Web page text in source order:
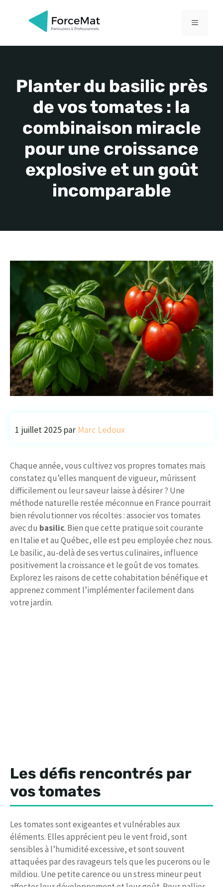
MENU
Planter du basilic près
de vos tomates : la
combinaison miracle
pour une croissance
explosive et un goût
incomparable
1 juillet 2025 par Marc Ledoux
Chaque année, vous cultivez vos propres tomates mais
constatez qu’elles manquent de vigueur, mûrissent
difficilement ou leur saveur laisse à désirer ? Une
méthode naturelle restée méconnue en France pourrait
bien révolutionner vos récoltes : associer vos tomates
avec du basilic. Bien que cette pratique soit courante
en Italie et au Québec, elle est peu employée chez nous.
Le basilic, au-delà de ses vertus culinaires, influence
positivement la croissance et le goût de vos tomates.
Explorez les raisons de cette cohabitation bénéfique et
apprenez comment l’implémenter facilement dans
votre jardin.
Les défis rencontrés par
vos tomates
Les tomates sont exigeantes et vulnérables aux
éléments. Elles apprécient peu le vent froid, sont
sensibles à l’humidité excessive, et sont souvent
attaquées par des ravageurs tels que les pucerons ou le
mildiou. Une petite carence ou un stress mineur peut